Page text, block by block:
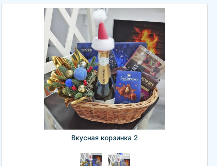
Вкусная корзинка 2